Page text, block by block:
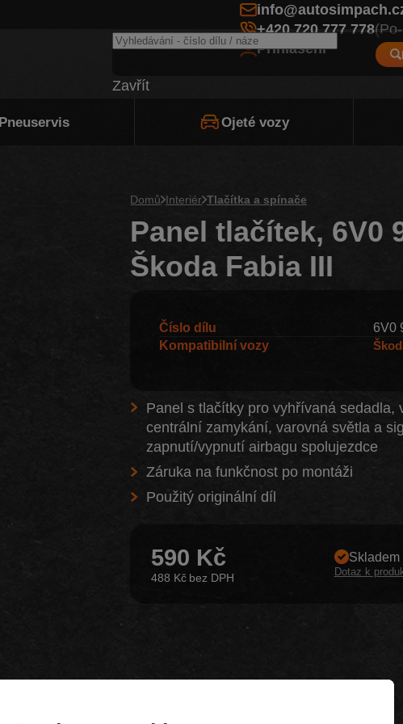
+420 720 777 778
Přihlášení
Pneuservis Ojeté vozy
Zavřít
Domů Interiér Tlačítka a spínače
Panel tlačítek, 6V0
Škoda Fabia III
Číslo dílu
6V0
Kompatibilní vozy
Panel s tlačítky pro vyhřívaná sedadla,
centrální zamykání, varovná světla a
zapnutí/vypnutí airbagu spolujezdce
Záruka na funkčnost po montáži
Použitý originální díl
590 Kč
488 Kč
Skladem
Dotaz k